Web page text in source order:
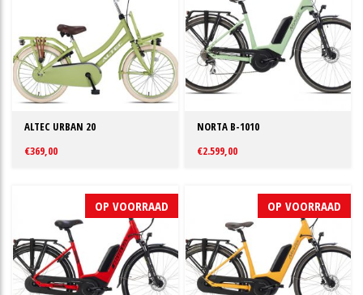
ALTEC URBAN 20
€369,00
NORTA B-1010
€2.599,00
OP VOORRAAD OP VOORRAAD